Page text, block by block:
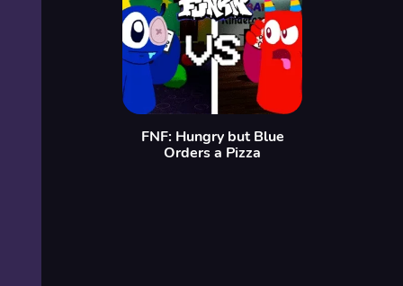
FNF: Hungry but Blue
Orders a Pizza